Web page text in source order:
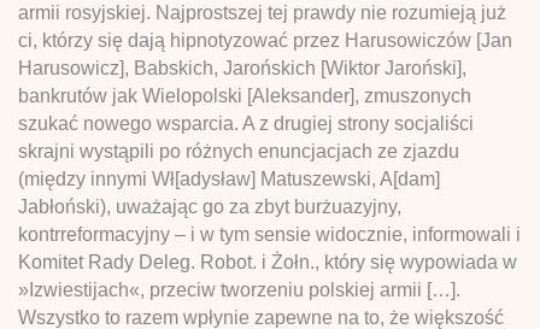
armii rosyjskiej. Najprostszej tej prawdy nie rozumieją już
ci, którzy się dają hipnotyzować przez Harusowiczów [Jan
Harusowicz], Babskich, Jarońskich [Wiktor Jaroński],
bankrutów jak Wielopolski [Aleksander], zmuszonych
szukać nowego wsparcia. A z drugiej strony socjaliści
skrajni wystąpili po różnych enuncjacjach ze zjazdu
(między innymi Wł[adysław] Matuszewski, A[dam]
Jabłoński), uważając go za zbyt burżuazyjny,
kontrreformacyjny – i w tym sensie widocznie, informowali i
Komitet Rady Deleg. Robot. i Żołn., który się wypowiada w
»Izwiestijach«, przeciw tworzeniu polskiej armii […].
Wszystko to razem wpłynie zapewne na to, że większość